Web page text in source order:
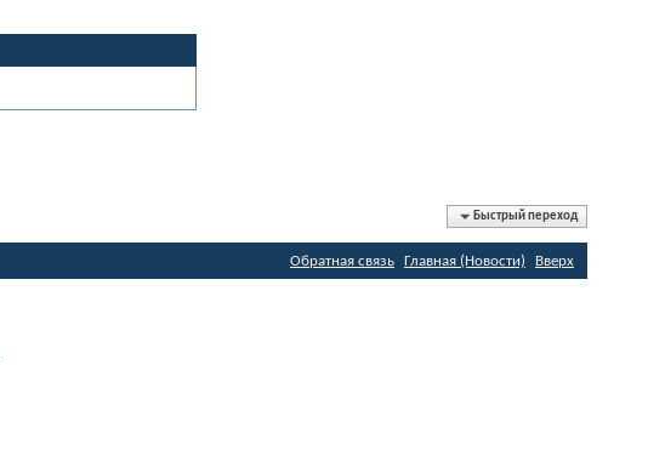
Быстрый переход
Обратная связь Главная (Новости) Вверх